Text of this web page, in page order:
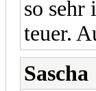
so sehr
teuer.
Sascha